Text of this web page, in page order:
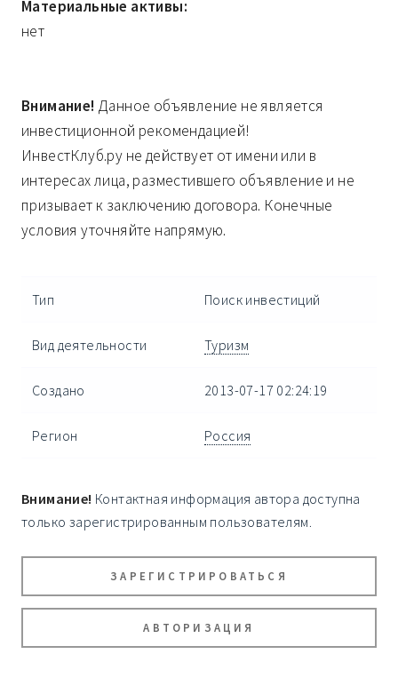
Материальные активы:
нет
Внимание! Данное объявление не является
инвестиционной рекомендацией!
ИнвестКлуб.ру не действует от имени или в
интересах лица, разместившего объявление и не
призывает к заключению договора. Конечные
условия уточняйте напрямую.
Тип Поиск инвестиций
Вид деятельности Туризм
Создано 2013-07-17 02:24:19
Регион Россия
Внимание! Контактная информация автора доступна
только зарегистрированным пользователям.
ЗАРЕГИСТРИРОВАТЬСЯ
АВТОРИЗАЦИЯ